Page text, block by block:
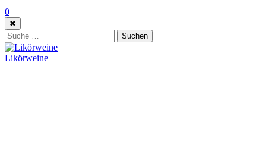
0
✖
Suche: Suchen
Likörweine